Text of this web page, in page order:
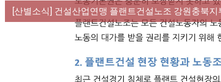
[성명] 막을 수 있었던 죽음, HL만도가 책임져라 : 청
[산별소식] 건설산업연맹 플랜트건설노조 강원충북지
[강릉,속초,원주,춘천] 폭염감시단 사업 이모저모
[조합원☆인터뷰] 서비스연맹 전국학교비정규직노동
[본부소식] 강원지역 노동자 합창단 모임